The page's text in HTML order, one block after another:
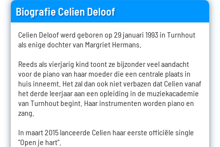
Biografie Celien Deloof
Celien Deloof werd geboren op 29 januari 1993 in Turnhout
als enige dochter van Margriet Hermans.
Reeds als vierjarig kind toont ze bijzonder veel aandacht
voor de piano van haar moeder die een centrale plaats in
huis inneemt. Het zal dan ook niet verbazen dat Celien vanaf
het derde leerjaar aan een opleiding in de muziekacademie
van Turnhout begint. Haar instrumenten worden piano en
zang.
In maart 2015 lanceerde Celien haar eerste officiële single
"Open je hart".